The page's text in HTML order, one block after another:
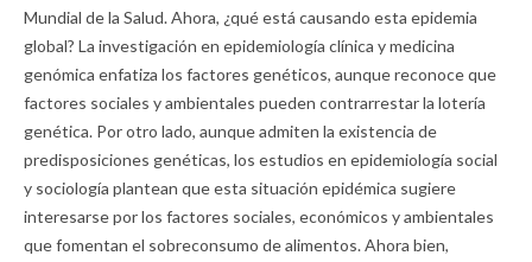
Mundial de la Salud. Ahora, ¿qué está causando esta epidemia
global? La investigación en epidemiología clínica y medicina
genómica enfatiza los factores genéticos, aunque reconoce que
factores sociales y ambientales pueden contrarrestar la lotería
genética. Por otro lado, aunque admiten la existencia de
predisposiciones genéticas, los estudios en epidemiología social
y sociología plantean que esta situación epidémica sugiere
interesarse por los factores sociales, económicos y ambientales
que fomentan el sobreconsumo de alimentos. Ahora bien,